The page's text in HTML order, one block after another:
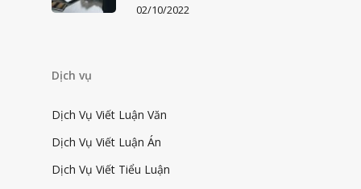
02/10/2022
Dịch vụ
Dịch Vụ Viết Luận Văn
Dịch Vụ Viết Luận Án
Dịch Vụ Viết Tiểu Luận